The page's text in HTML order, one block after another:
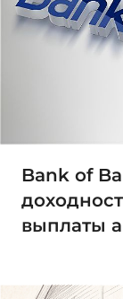
Bank of
выплаты